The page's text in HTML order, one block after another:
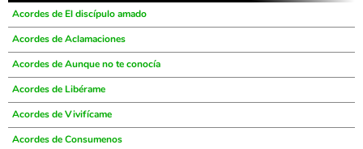
Acordes de El discípulo amado
Acordes de Aclamaciones
Acordes de Aunque no te conocía
Acordes de Libérame
Acordes de Vivifícame
Acordes de Consumenos